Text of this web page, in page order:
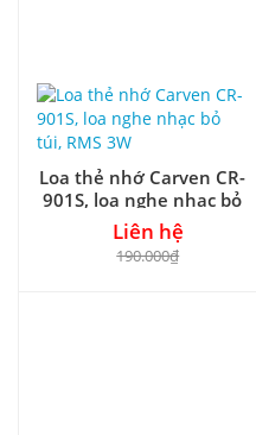
Loa thẻ nhớ Carven CR-
901S, loa nghe nhạc bỏ
túi, RMS 3W
Liên hệ
190.000₫